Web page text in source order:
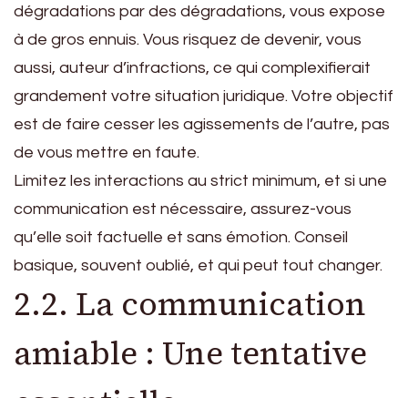
dégradations par des dégradations, vous expose
à de gros ennuis. Vous risquez de devenir, vous
aussi, auteur d’infractions, ce qui complexifierait
grandement votre situation juridique. Votre objectif
est de faire cesser les agissements de l’autre, pas
de vous mettre en faute.
Limitez les interactions au strict minimum, et si une
communication est nécessaire, assurez-vous
qu’elle soit factuelle et sans émotion. Conseil
basique, souvent oublié, et qui peut tout changer.
2.2. La communication
amiable : Une tentative